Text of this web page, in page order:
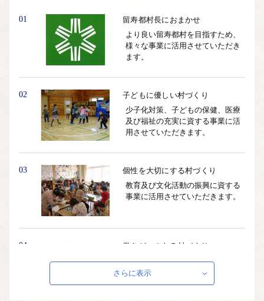
01
留寿都村長におまかせ
より良い留寿都村を目指すため、
様々な事業に活用させていただき
ます。
02
子どもに優しい村づくり
少子化対策、子どもの保健、医療
及び福祉の充実に資する事業に活
用させていただきます。
03
個性を大切にする村づくり
教育及び文化活動の振興に資する
事業に活用させていただきます。
04
働きがいのある村づくり
農業、商工観光業の発展に資する
事業に活用させていただきます。
さらに表示